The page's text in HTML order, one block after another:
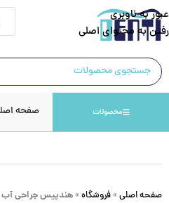
عبور به ناوبری
رفتن به محتوای اصلی
محصولات صفحه
صفحه اصلی » فروشگاه » هندپیس جراحی آب